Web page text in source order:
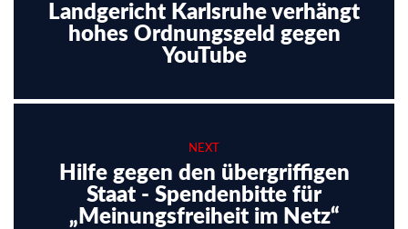
Landgericht Karlsruhe verhängt
hohes Ordnungsgeld gegen
YouTube
NEXT
Hilfe gegen den übergriffigen
Staat - Spendenbitte für
„Meinungsfreiheit im Netz“